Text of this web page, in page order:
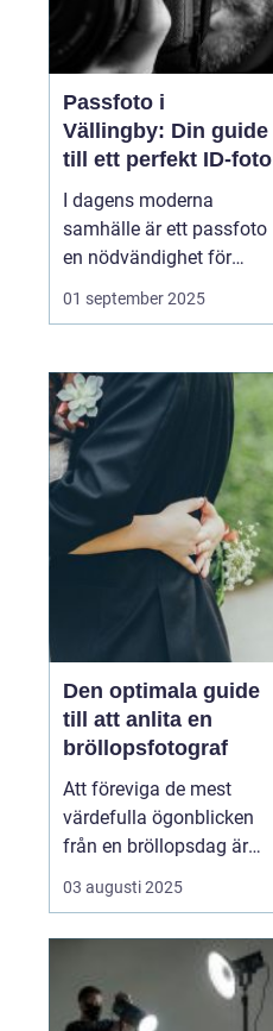
Passfoto i
Vällingby: Din guide
till ett perfekt ID-foto
I dagens moderna
samhälle är ett passfoto
en nödvändighet för
många olika ändamål.
Oavsett om det gäller
ID-handlingar, är det
viktigt att ha ett
professionellt foto s...
01 september 2025
Den optimala guide
till att anlita en
bröllopsfotograf
Att föreviga de mest
värdefulla ögonblicken
från en bröllopsdag är
inte bara en lyx utan en
nödvändighet. Varenda
och alla kärleksfulla
blickar är minnen att
bevara...
03 augusti 2025